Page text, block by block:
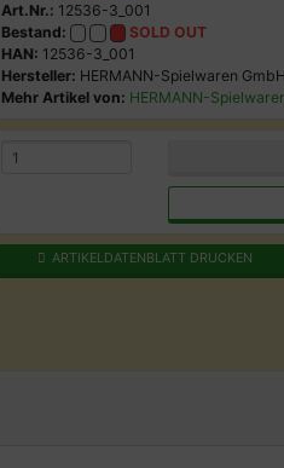
Art.Nr.: 12536-3_001
Bestand:
SOLD OUT
HAN: 12536-3_001
Hersteller: HERMANN-Spielwaren GmbH
Mehr Artikel von: HERMANN-
ARTIKELDATENBLATT DRUCKEN